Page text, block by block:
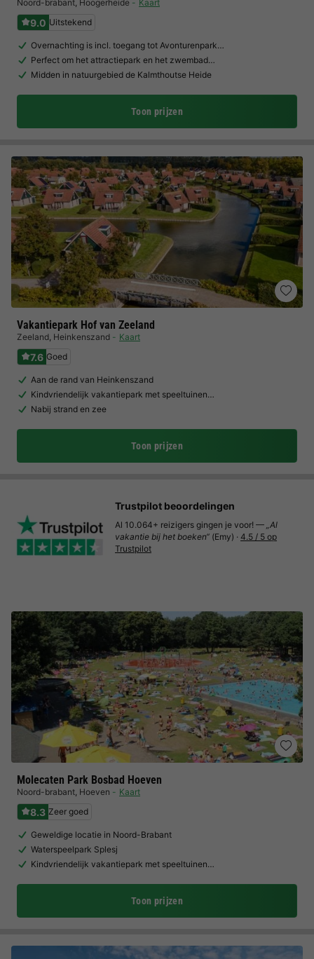
Noord-brabant, Hoogerheide Kaart
9.0 Uitstekend
Overnachting is incl. toegang tot Avonturenpark…
Perfect om het attractiepark en het zwembad…
Midden in natuurgebied de Kalmthoutse Heide
Toon prijzen
Vakantiepark Hof van Zeeland
Zeeland, Heinkenszand Kaart
7.6 Goed
Aan de rand van Heinkenszand
Kindvriendelijk vakantiepark met speeltuinen…
Nabij strand en zee
Toon prijzen
Molecaten Park Bosbad Hoeven
Noord-brabant, Hoeven Kaart
8.3 Zeer goed
Geweldige locatie in Noord-Brabant
Waterspeelpark Splesj
Kindvriendelijk vakantiepark met speeltuinen…
Toon prijzen
Trustpilot beoordelingen
Al 10.064+ reizigers gingen je voor! — „Al
vakantie bij het boeken“ (Emy) · 4.5 / 5 op
Trustpilot